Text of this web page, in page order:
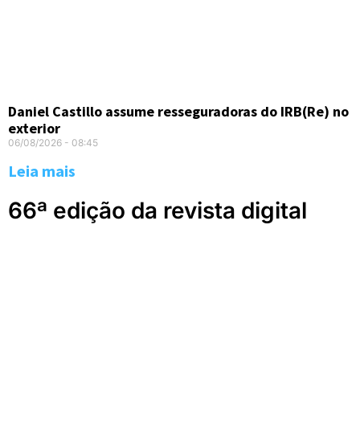
Daniel Castillo assume resseguradoras do IRB(Re) no
exterior
06/08/2026 08:45
Leia mais
66ª edição da revista digital